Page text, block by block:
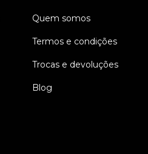
Quem somos
Termos e condições
Trocas e devoluções
Blog